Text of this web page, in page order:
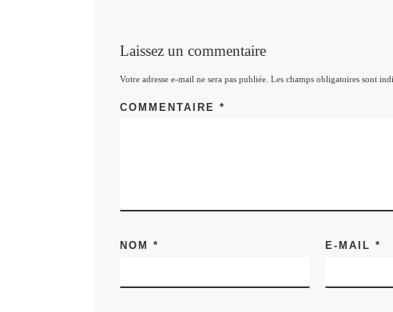
Laissez un commentaire
Votre adresse e-mail ne sera pas publiée. Les champs obligatoires sont
COMMENTAIRE *
NOM * E-MAIL*